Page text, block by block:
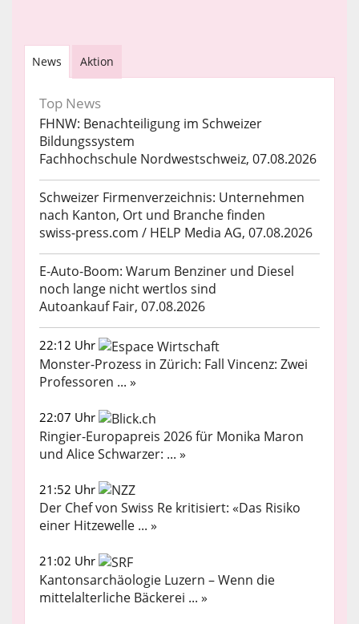
News Aktion
Top News
FHNW: Benachteiligung im Schweizer
Bildungssystem
Fachhochschule Nordwestschweiz, 07.08.2026
Schweizer Firmenverzeichnis: Unternehmen
nach Kanton, Ort und Branche finden
swiss-press.com / HELP Media AG, 07.08.2026
E-Auto-Boom: Warum Benziner und Diesel
noch lange nicht wertlos sind
Autoankauf Fair, 07.08.2026
22:12 Uhr
Monster-Prozess in Zürich: Fall Vincenz: Zwei
Professoren ... »
22:07 Uhr
Ringier-Europapreis 2026 für Monika Maron
und Alice Schwarzer: ... »
21:52 Uhr
Der Chef von Swiss Re kritisiert: «Das Risiko
einer Hitzewelle ... »
21:02 Uhr
Kantonsarchäologie Luzern – Wenn die
mittelalterliche Bäckerei ... »